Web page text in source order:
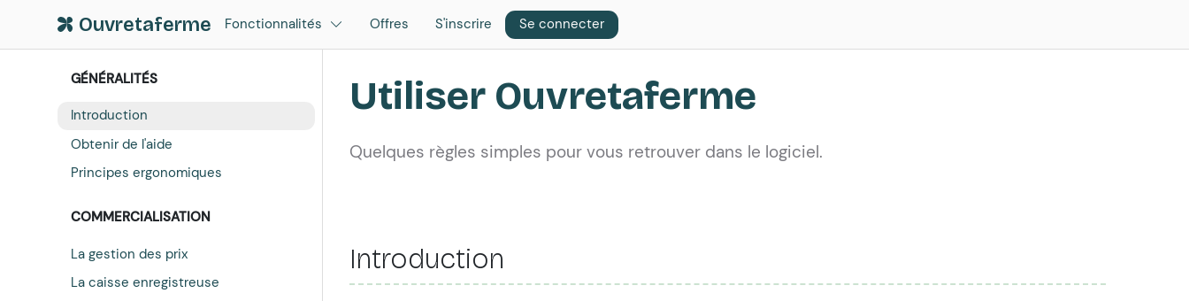
Ouvretaferme Fonctionnalités Offres S'inscrire Se connecter
GÉNÉRALITÉS
Introduction
Obtenir de l'aide
Principes ergonomiques
COMMERCIALISATION
La gestion des prix
La caisse enregistreuse
Utiliser Ouvretaferme
Quelques règles simples pour vous retrouver dans le logiciel.
Introduction